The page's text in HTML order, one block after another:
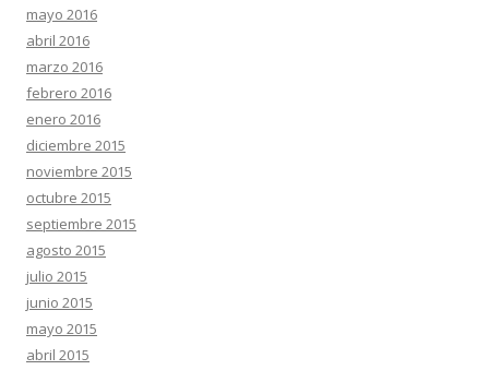
mayo 2016
abril 2016
marzo 2016
febrero 2016
enero 2016
diciembre 2015
noviembre 2015
octubre 2015
septiembre 2015
agosto 2015
julio 2015
junio 2015
mayo 2015
abril 2015